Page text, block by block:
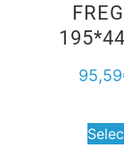
95,59